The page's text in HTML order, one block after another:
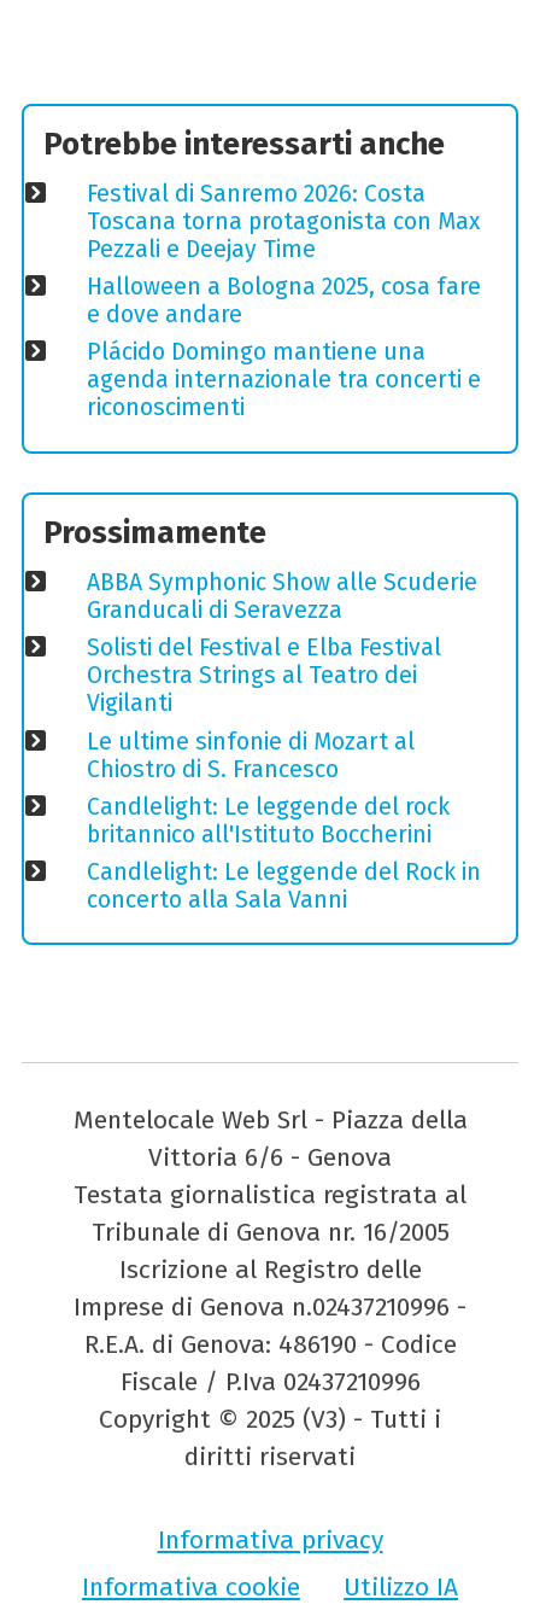
Potrebbe interessarti anche
Festival di Sanremo 2026: Costa
Toscana torna protagonista con Max
Pezzali e Deejay Time
Halloween a Bologna 2025, cosa fare
e dove andare
Plácido Domingo mantiene una
agenda internazionale tra concerti e
riconoscimenti
Prossimamente
ABBA Symphonic Show alle Scuderie
Granducali di Seravezza
Solisti del Festival e Elba Festival
Orchestra Strings al Teatro dei
Vigilanti
Le ultime sinfonie di Mozart al
Chiostro di S. Francesco
Candlelight: Le leggende del rock
britannico all'Istituto Boccherini
Candlelight: Le leggende del Rock in
concerto alla Sala Vanni
Mentelocale Web Srl - Piazza della
Vittoria 6/6 - Genova
Testata giornalistica registrata al
Tribunale di Genova nr. 16/2005
Iscrizione al Registro delle
Imprese di Genova n.02437210996 -
R.E.A. di Genova: 486190 - Codice
Fiscale / P.Iva 02437210996
Copyright © 2025 (V3) - Tutti i
diritti riservati
Informativa privacy
Informativa cookie
Utilizzo IA